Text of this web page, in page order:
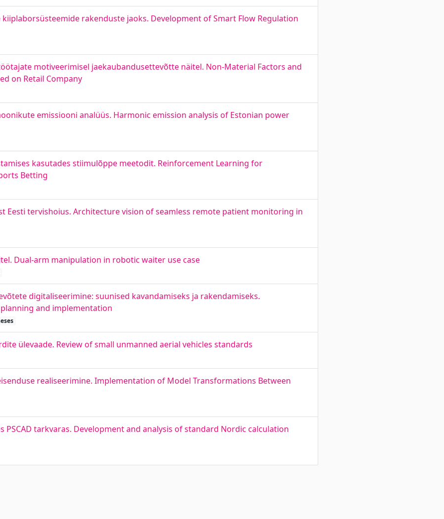
rakenduste jaoks. Development of Smart Flow Regulation
motiveerimisel jaekaubandusettevõtte näitel. Non-Material Factors and
on Retail Company
emissiooni analüüs. Harmonic emission analysis of Estonian power
kasutades stiimulõppe meetodit. Reinforcement Learning for
Betting
tervishoius. Architecture vision of seamless remote patient monitoring in
Dual-arm manipulation in robotic waiter use case
digitaliseerimine: suunised kavandamiseks ja rakendamiseks.
and implementation
ülevaade. Review of small unmanned aerial vehicles standards
realiseerimine. Implementation of Model Transformations Between
tarkvaras. Development and analysis of standard Nordic calculation